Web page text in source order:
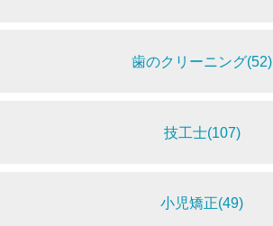
歯のクリーニング(52)
技工士(107)
小児矯正(49)